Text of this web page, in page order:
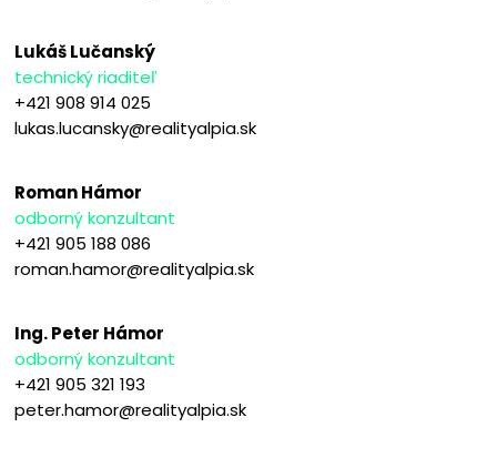
Lukáš Lučanský
technický riaditeľ
+421 908 914 025
lukas.lucansky@realityalpia.sk
Roman Hámor
odborný konzultant
+421 905 188 086
roman.hamor@realityalpia.sk
Ing. Peter Hámor
odborný konzultant
+421 905 321 193
peter.hamor@realityalpia.sk